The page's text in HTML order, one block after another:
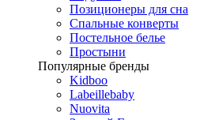
Позиционеры для сна
Спальные конверты
Постельное белье
Простыни
Популярные бренды
Kidboo
Labeillebaby
Nuovita